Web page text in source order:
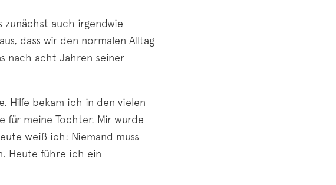
zunächst auch irgendwie
dass wir den normalen Alltag
nach acht Jahren seiner
Hilfe bekam ich in den vielen
für meine Tochter. Mir wurde
weiß ich: Niemand muss
Heute führe ich ein